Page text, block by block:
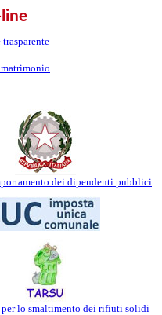
dei dipendenti pubblici
per lo smaltimento dei rifiuti solidi